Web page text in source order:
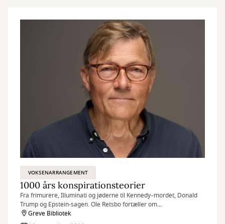
VOKSENARRANGEMENT
1000 års konspirationsteorier
Fra frimurere, Illuminati og jøderne til Kennedy–mordet, Donald
Trump og Epstein-sagen. Ole Retsbo fortæller om
konspirationsteoriernes brogede og ofte dramatiske historie -
Greve Bibliotek